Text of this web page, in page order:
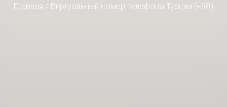
Главная Виртуальный номер телефона Турции (+90)